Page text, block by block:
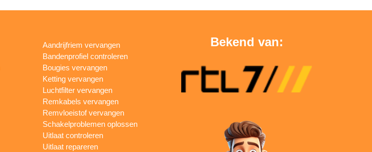
Aandrijfriem vervangen
Bandenprofiel controleren
Bougies vervangen
Ketting vervangen
Luchtfilter vervangen
Remkabels vervangen
Remvloeistof vervangen
Schakelproblemen oplossen
Uitlaat controleren
Uitlaat repareren
Bekend van: